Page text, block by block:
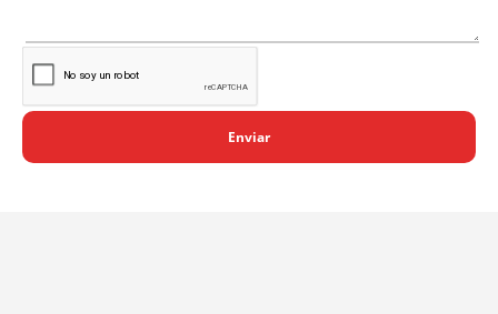
Enviar